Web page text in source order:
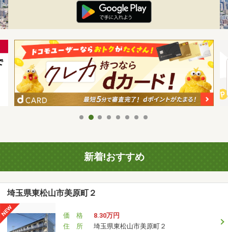
新着!おすすめ
埼玉県東松山市美原町２
価 格
8.30万円
住 所
埼玉県東松山市美原町２